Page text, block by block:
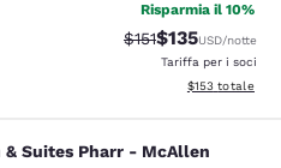
Risparmia il 10%
Tariffa di
$151Tariffa
$135USD/notte
Tariffa per i soci
Visualizza i
$153 totale
Pharr -
Suites Pharr - McAllen